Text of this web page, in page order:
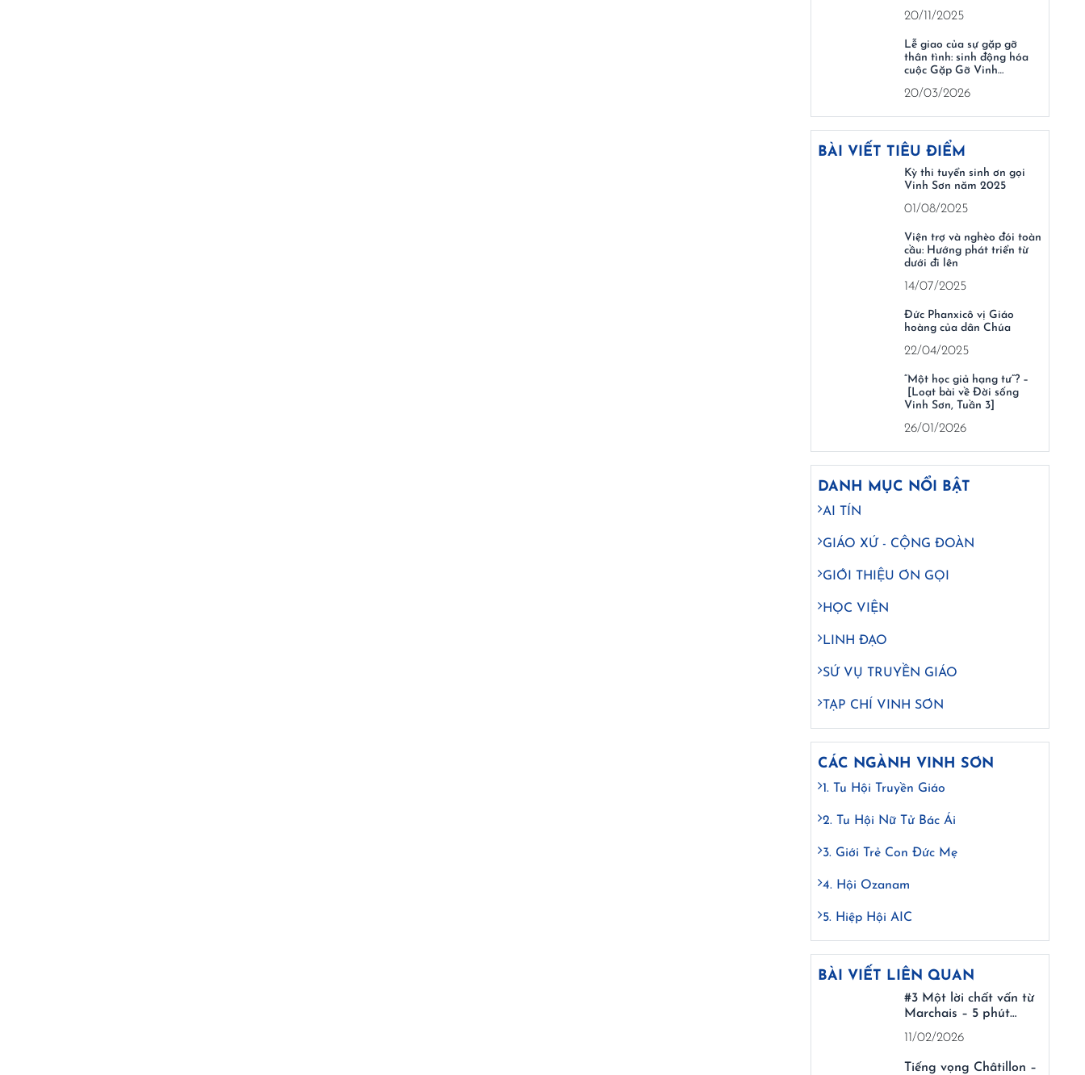
20/11/2025
Lễ giao của sự gặp gỡ
thân tình: sinh động hóa
cuộc Gặp Gỡ Vinh…
20/03/2026
BÀI VIẾT TIÊU ĐIỂM
Kỳ thi tuyển sinh ơn gọi
Vinh Sơn năm 2025
01/08/2025
Viện trợ và nghèo đói toàn
cầu: Hướng phát triển từ
dưới đi lên
14/07/2025
Đức Phanxicô vị Giáo
hoàng của dân Chúa
22/04/2025
“Một học giả hạng tư”? –
[Loạt bài về Đời sống
Vinh Sơn, Tuần 3]
26/01/2026
DANH MỤC NỔI BẬT
AI TÍN
GIÁO XỨ - CỘNG ĐOÀN
GIỚI THIỆU ƠN GỌI
HỌC VIỆN
LINH ĐẠO
SỨ VỤ TRUYỀN GIÁO
TẠP CHÍ VINH SƠN
CÁC NGÀNH VINH SƠN
1. Tu Hội Truyền Giáo
2. Tu Hội Nữ Tử Bác Ái
3. Giới Trẻ Con Đức Mẹ
4. Hội Ozanam
5. Hiệp Hội AIC
BÀI VIẾT LIÊN QUAN
#3 Một lời chất vấn từ
Marchais – 5 phút…
11/02/2026
Tiếng vọng Châtillon –